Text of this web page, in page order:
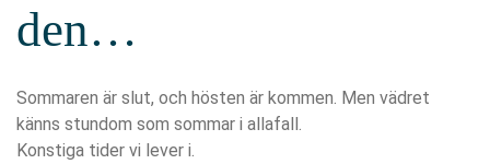
den…
Sommaren är slut, och hösten är kommen. Men vädret
känns stundom som sommar i allafall.
Konstiga tider vi lever i.